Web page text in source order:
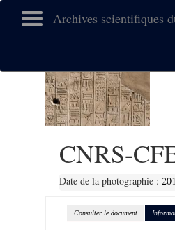
Archives scientifiques
CNRS-
Date de la photographie :
Consulter le document